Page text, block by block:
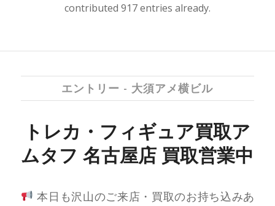
contributed 917 entries already.
エントリー - 大須アメ横ビル
トレカ・フィギュア買取ア
ムタフ 名古屋店 買取営業中
本日も沢山のご来店・買取のお持ち込みあ